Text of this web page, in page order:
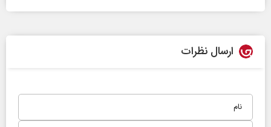
ارسال نظرات